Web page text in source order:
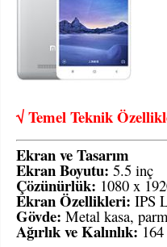
√ Temel Teknik Öze
Ekran ve Tasarım
Ekran Boyutu: 5.5 inç
Çözünürlük: 1080 x
Ekran Özellikleri: IPS
Gövde: Metal kasa,
Ağırlık ve Kalınlık:164